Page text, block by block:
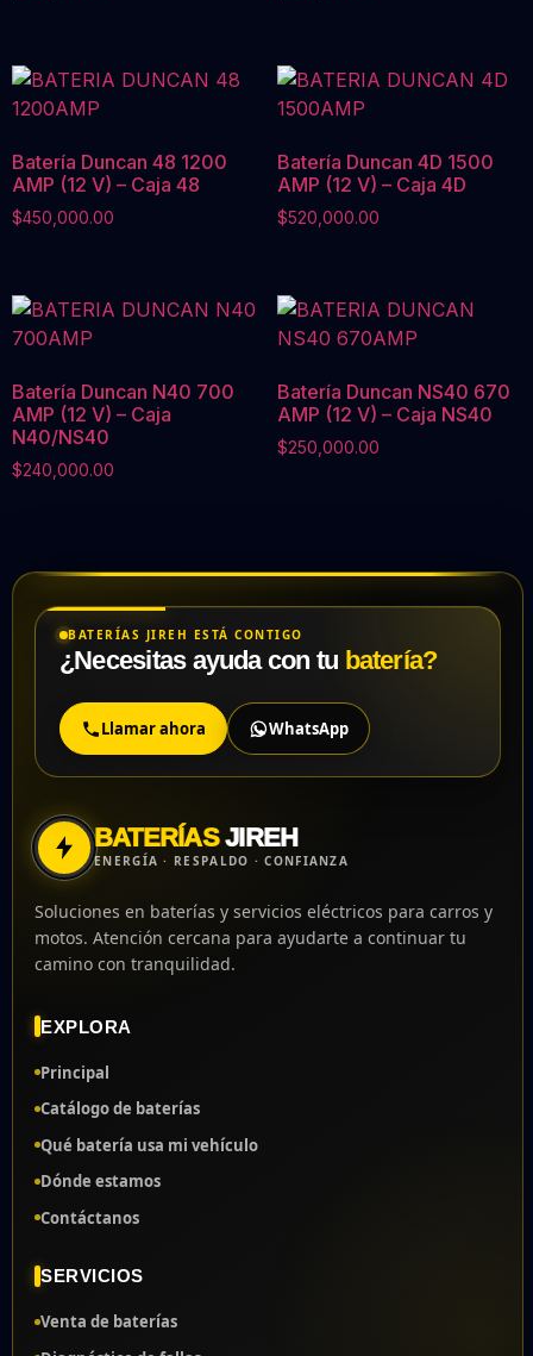
Batería Duncan 48 1200
AMP (12 V) – Caja 48
$450,000.00
Batería Duncan 4D 1500
AMP (12 V) – Caja 4D
$520,000.00
Batería Duncan N40 700
AMP (12 V) – Caja
N40/NS40
$240,000.00
Batería Duncan NS40 670
AMP (12 V) – Caja NS40
$250,000.00
BATERÍAS JIREH ESTÁ CONTIGO
¿Necesitas ayuda con tu batería?
Llamar ahora WhatsApp
BATERÍASJIREH
ENERGÍA · RESPALDO · CONFIANZA
Soluciones en baterías y servicios eléctricos para carros y
motos. Atención cercana para ayudarte a continuar tu
camino con tranquilidad.
EXPLORA
Principal
Catálogo de baterías
Qué batería usa mi vehículo
Dónde estamos
Contáctanos
SERVICIOS
Venta de baterías